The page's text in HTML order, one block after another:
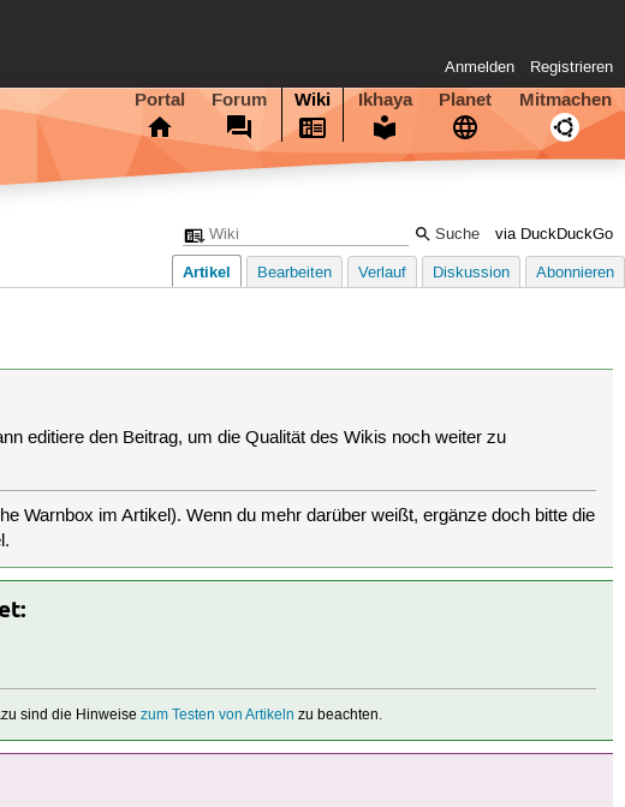
Anmelden Registrieren
Portal Forum Wiki Ikhaya Planet Mitmachen
via DuckDuckGo
Artikel Bearbeiten Verlauf Diskussion Abonnieren
editiere den Beitrag, um die Qualität des Wikis noch weiter zu
Warnbox im Artikel). Wenn du mehr darüber weißt, ergänze doch bitte die
sind die Hinweisezum Testen von Artikeln zu beachten.